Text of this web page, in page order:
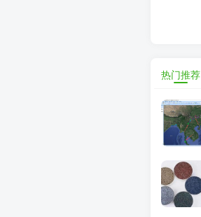
热门推荐